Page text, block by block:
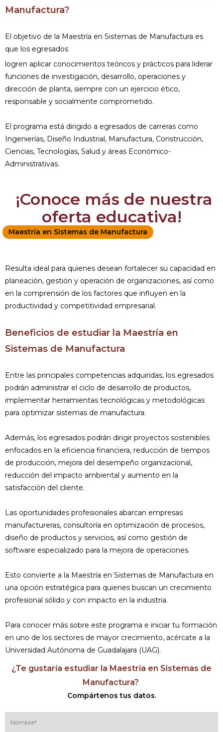
Manufactura?
El objetivo de la Maestría en Sistemas de Manufactura es
que los egresados
logren aplicar conocimientos teóricos y prácticos para liderar
funciones de investigación, desarrollo, operaciones y
dirección de planta, siempre con un ejercicio ético,
responsable y socialmente comprometido.
El programa está dirigido a egresados de carreras como
Ingenierías, Diseño Industrial, Manufactura, Construcción,
Ciencias, Tecnologías, Salud y áreas Económico-
Administrativas.
¡Conoce más de nuestra
oferta educativa!
Maestría en Sistemas de Manufactura
Resulta ideal para quienes desean fortalecer su capacidad en
planeación, gestión y operación de organizaciones, así como
en la comprensión de los factores que influyen en la
productividad y competitividad empresarial.
Beneficios de estudiar la Maestría en
Sistemas de Manufactura
Entre las principales competencias adquiridas, los egresados
podrán administrar el ciclo de desarrollo de productos,
implementar herramientas tecnológicas y metodológicas
para optimizar sistemas de manufactura.
Además, los egresados podrán dirigir proyectos sostenibles
enfocados en la eficiencia financiera, reducción de tiempos
de producción, mejora del desempeño organizacional,
reducción del impacto ambiental y aumento en la
satisfacción del cliente.
Las oportunidades profesionales abarcan empresas
manufactureras, consultoría en optimización de procesos,
diseño de productos y servicios, así como gestión de
software especializado para la mejora de operaciones.
Esto convierte a la Maestría en Sistemas de Manufactura en
una opción estratégica para quienes buscan un crecimiento
profesional sólido y con impacto en la industria.
Para conocer más sobre este programa e iniciar tu formación
en uno de los sectores de mayor crecimiento, acércate a la
Universidad Autónoma de Guadalajara (UAG).
¿Te gustaría estudiar la Maestría en Sistemas de
Manufactura?
Compártenos tus datos.